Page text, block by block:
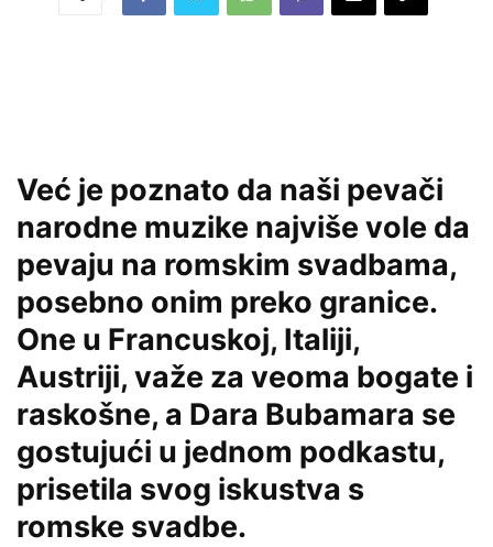
Već je poznato da naši pevači
narodne muzike najviše vole da
pevaju na romskim svadbama,
posebno onim preko granice.
One u Francuskoj, Italiji,
Austriji, važe za veoma bogate i
raskošne, a Dara Bubamara se
gostujući u jednom podkastu,
prisetila svog iskustva s
romske svadbe.